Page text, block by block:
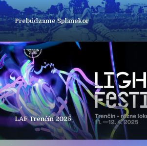
Prebúdzame Splanekor
LAF Trenčín 2025